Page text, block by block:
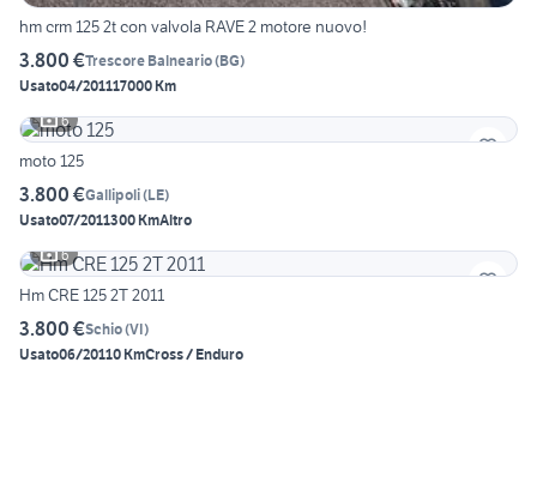
hm crm 125 2t con valvola RAVE 2 motore nuovo!
3.800 €Trescore Balneario(BG)
Usato04/201117000 Km
6
moto 125
3.800 €Gallipoli(LE)
Usato07/2011300 KmAltro
6
Hm CRE 125 2T 2011
3.800 €Schio(VI)
Usato06/20110 KmCross / Enduro